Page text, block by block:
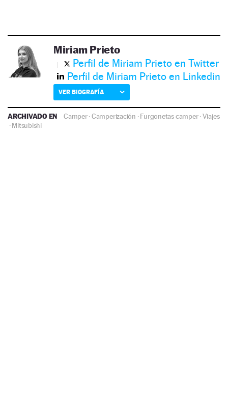
Miriam Prieto
Perfil de Miriam Prieto en Twitter
Perfil de Miriam Prieto en Linkedin
VER BIOGRAFÍA
ARCHIVADO EN Camper·Camperización ·Furgonetas camper·Viajes
·Mitsubishi